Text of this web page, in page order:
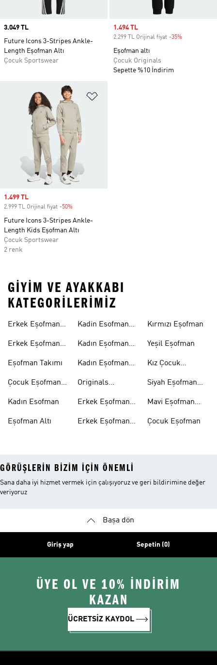
Price
3.049 TL
Future Icons 3-Stripes Ankle-
Length Eşofman Altı
Çocuk Sportswear
Sale price
1.494 TL
2.299 TL Orijinal fiyat -35%
Eşofman altı
Çocuk Originals
Sepette %10 İndirim
Sale price
1.499 TL
2.999 TL Orijinal fiyat -50%
Future Icons 3-Stripes Ankle-
Length Kids Eşofman Altı
Çocuk Sportswear
2 renk
GIYIM VE AYAKKABI
KATEGORILERIMIZ
Erkek Eşofman
Erkek Eşofman
Eşofman Takımı
Çocuk Eşofman
Kadın Esofman
Eşofman Altı
Kadin Esofman
Kadın Eşofman
Kadın Eşofman
Originals
Erkek Eşofman
Erkek Eşofman
Kırmızı Eşofman
Yeşil Eşofman
Kız Çocuk
Siyah Eşofman
Mavi Eşofman
Çocuk Eşofman
GÖRÜŞLERIN BIZIM IÇIN ÖNEMLI
Sana daha iyi hizmet vermek için çalışıyoruz ve geri bildirimine değer
veriyoruz
Başa dön
Giriş yap Sepetin (0)
ÜYE OL VE 10% İNDİRİM
KAZAN
ÜCRETSİZ KAYDOL